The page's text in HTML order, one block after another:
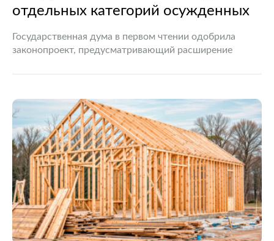
отдельных категорий осужденных
Государственная дума в первом чтении одобрила
законопроект, предусматривающий расширение
о прохождении военной службы в период
военного времени. Документ вносит…